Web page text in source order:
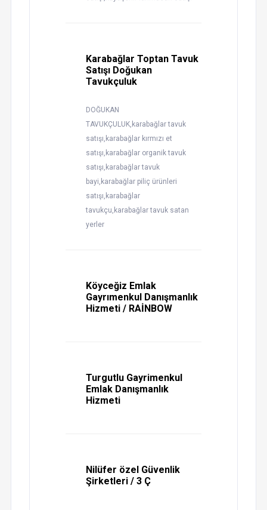
Karabağlar Toptan Tavuk
Satışı Doğukan
Tavukçuluk
DOĞUKAN
TAVUKÇULUK,karabağlar tavuk
satışı,karabağlar kırmızı et
satışı,karabağlar organik tavuk
satışı,karabağlar tavuk
bayi,karabağlar piliç ürünleri
satışı,karabağlar
tavukçu,karabağlar tavuk satan
yerler
Köyceğiz Emlak
Gayrımenkul Danışmanlık
Hizmeti / RAİNBOW
Turgutlu Gayrimenkul
Emlak Danışmanlık
Hizmeti
Nilüfer özel Güvenlik
Şirketleri / 3 Ç